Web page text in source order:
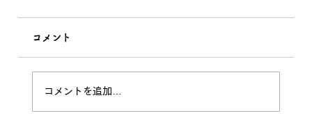
コメント
コメントを追加…